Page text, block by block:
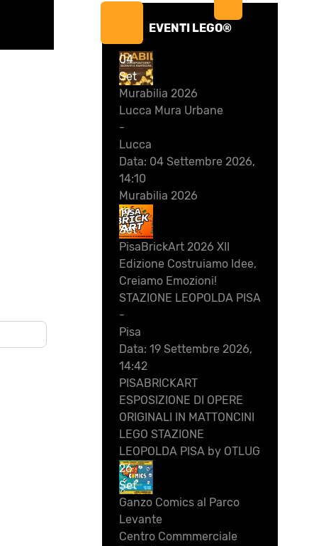
EVENTI LEGO®
04
Set
Murabilia 2026
Lucca Mura Urbane
-
Lucca
Data: 04 Settembre 2026,
14:10
Murabilia 2026
19
Set
PisaBrickArt 2026 XII
Edizione Costruiamo Idee,
Creiamo Emozioni!
STAZIONE LEOPOLDA PISA
-
Pisa
Data: 19 Settembre 2026,
14:42
PISABRICKART
ESPOSIZIONE DI OPERE
ORIGINALI IN MATTONCINI
LEGO STAZIONE
LEOPOLDA PISA by OTLUG
26
Set
Ganzo Comics al Parco
Levante
Centro Commmerciale